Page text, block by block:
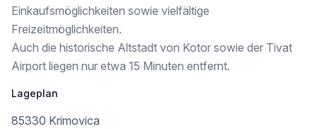
- ruhige Lage zwischen Budva & Kotor
Untergeschoss
Einkaufsmöglichkeiten sowie vielfältige
Freizeitmöglichkeiten.
Auch die historische Altstadt von Kotor sowie der Tivat
Airport liegen nur etwa 15 Minuten entfernt.
Lageplan
85330 Krimovica